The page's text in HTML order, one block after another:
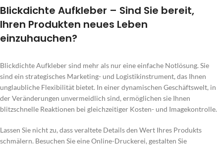
Blickdichte Aufkleber – Sind Sie bereit,
Ihren Produkten neues Leben
einzuhauchen?
Blickdichte Aufkleber sind mehr als nur eine einfache Notlösung. Sie
sind ein strategisches Marketing- und Logistikinstrument, das Ihnen
unglaubliche Flexibilität bietet. In einer dynamischen Geschäftswelt, in
der Veränderungen unvermeidlich sind, ermöglichen sie Ihnen
blitzschnelle Reaktionen bei gleichzeitiger Kosten- und Imagekontrolle.
Lassen Sie nicht zu, dass veraltete Details den Wert Ihres Produkts
schmälern. Besuchen Sie eine Online-Druckerei, gestalten Sie